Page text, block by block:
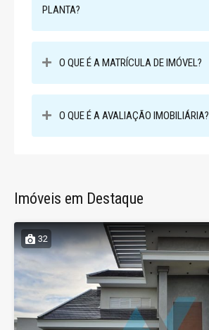
PLANTA?
O QUE É A MATRÍCULA DE IMÓVEL?
O QUE É A AVALIAÇÃO IMOBILIÁRIA?
Imóveis em Destaque
32